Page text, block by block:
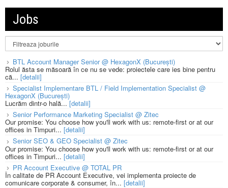
Jobs
BTL Account Manager Senior @ HexagonX (București)
Rolul ăsta se măsoară în ce nu se vede: proiectele care ies bine pentru
că... [detalii]
Specialist Implementare BTL / Field Implementation Specialist @
HexagonX (București)
Lucrăm dintr-o hală... [detalii]
Senior Performance Marketing Specialist @ Zitec
Our promise: You choose how you'll work with us: remote-first or at our
offices in Timpuri... [detalii]
Senior SEO & GEO Specialist @ Zitec
Our promise: You choose how you'll work with us: remote-first or at our
offices in Timpuri... [detalii]
PR Account Executive @ TOTAL PR
În calitate de PR Account Executive, vei implementa proiecte de
comunicare corporate & consumer, în... [detalii]